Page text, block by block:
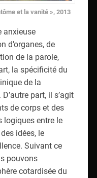
et la vanité », 2013
anxieuse
d’organes, de
de la parole,
la spécificité du
de la
part, il s’agit
de corps et des
logiques entre le
idées, le
Suivant ce
pouvons
cotardisée du